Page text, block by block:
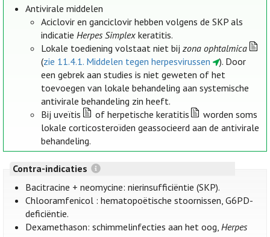
Antivirale middelen
Aciclovir en ganciclovir hebben volgens de SKP als
indicatieHerpes Simplex keratitis.
Lokale toediening volstaat niet bijzona ophtalmica
(zie 11.4.1. Middelen tegen herpesvirussen
). Door
een gebrek aan studies is niet geweten of het
toevoegen van lokale behandeling aan systemische
antivirale behandeling zin heeft.
Bij uveïtis
of herpetische keratitis
worden soms
lokale corticosteroïden geassocieerd aan de antivirale
behandeling.
Contra-indicaties
Bacitracine + neomycine: nierinsufficiëntie (SKP).
Chlooramfenicol : hematopoëtische stoornissen, G6PD-
deficiëntie.
Dexamethason: schimmelinfecties aan het oog,Herpes